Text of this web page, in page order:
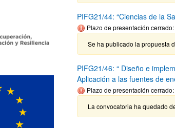
PIFG21/44: “Ciencias de la
Plazo de presentación
Se ha publicado la propuesta
PIFG21/46: “ Diseño e
Aplicación a las fuentes de
Plazo de presentación
La convocatoria ha quedado